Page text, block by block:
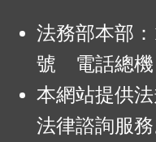
法務部本部
號 電話總機
本網站提供
法律諮詢服務